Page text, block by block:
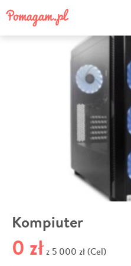
Kompiuter
0 zł z 5 000 zł (Cel)